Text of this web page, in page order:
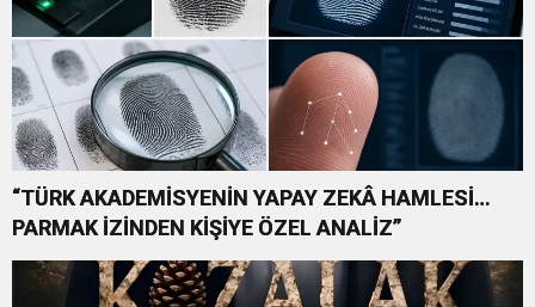
“TÜRK AKADEMİSYENİN YAPAY ZEKÂ HAMLESİ…
PARMAK İZİNDEN KİŞİYE ÖZEL ANALİZ”